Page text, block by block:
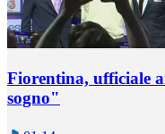
Fiorentina, ufficiale
sogno"